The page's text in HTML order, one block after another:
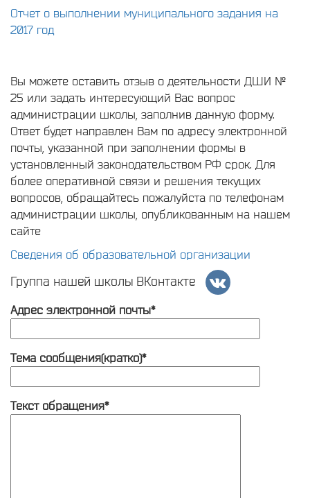
Отчет о выполнении муниципального задания на
2017 год
Вы можете оставить отзыв о деятельности ДШИ №
25 или задать интересующий Вас вопрос
администрации школы, заполнив данную форму.
Ответ будет направлен Вам по адресу электронной
почты, указанной при заполнении формы в
установленный законодательством РФ срок. Для
более оперативной связи и решения текущих
вопросов, обращайтесь пожалуйста по телефонам
администрации школы, опубликованным на нашем
сайте
Сведения об образовательной организации
Группа нашей школы ВКонтакте
Адрес электронной почты*
Тема сообщения(кратко)*
Текст обращения*